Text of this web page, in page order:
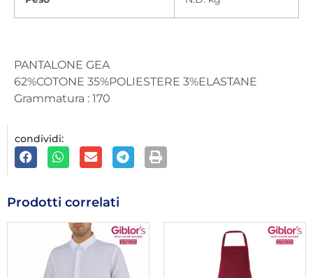
PANTALONE GEA
62%COTONE 35%POLIESTERE 3%ELASTANE
Grammatura : 170
condividi:
Prodotti correlati